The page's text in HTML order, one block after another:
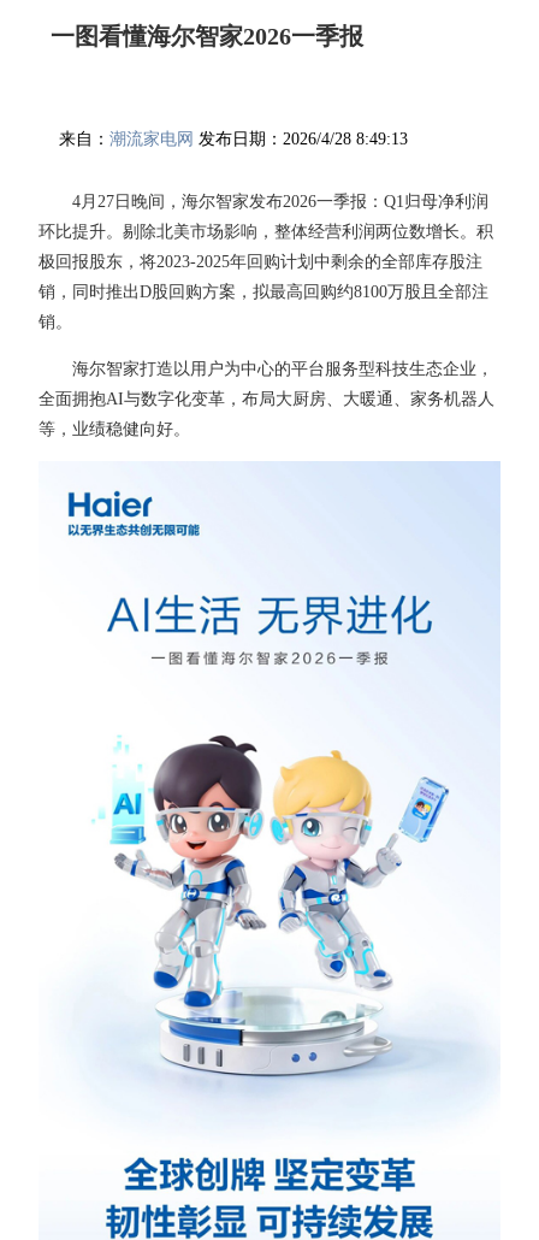
一图看懂海尔智家2026一季报
来自：潮流家电网 发布日期：2026/4/28 8:49:13
4月27日晚间，海尔智家发布2026一季报：Q1归母净利润
环比提升。剔除北美市场影响，整体经营利润两位数增长。积
极回报股东，将2023-2025年回购计划中剩余的全部库存股注
销，同时推出D股回购方案，拟最高回购约8100万股且全部注
销。
海尔智家打造以用户为中心的平台服务型科技生态企业，
全面拥抱AI与数字化变革，布局大厨房、大暖通、家务机器人
等，业绩稳健向好。